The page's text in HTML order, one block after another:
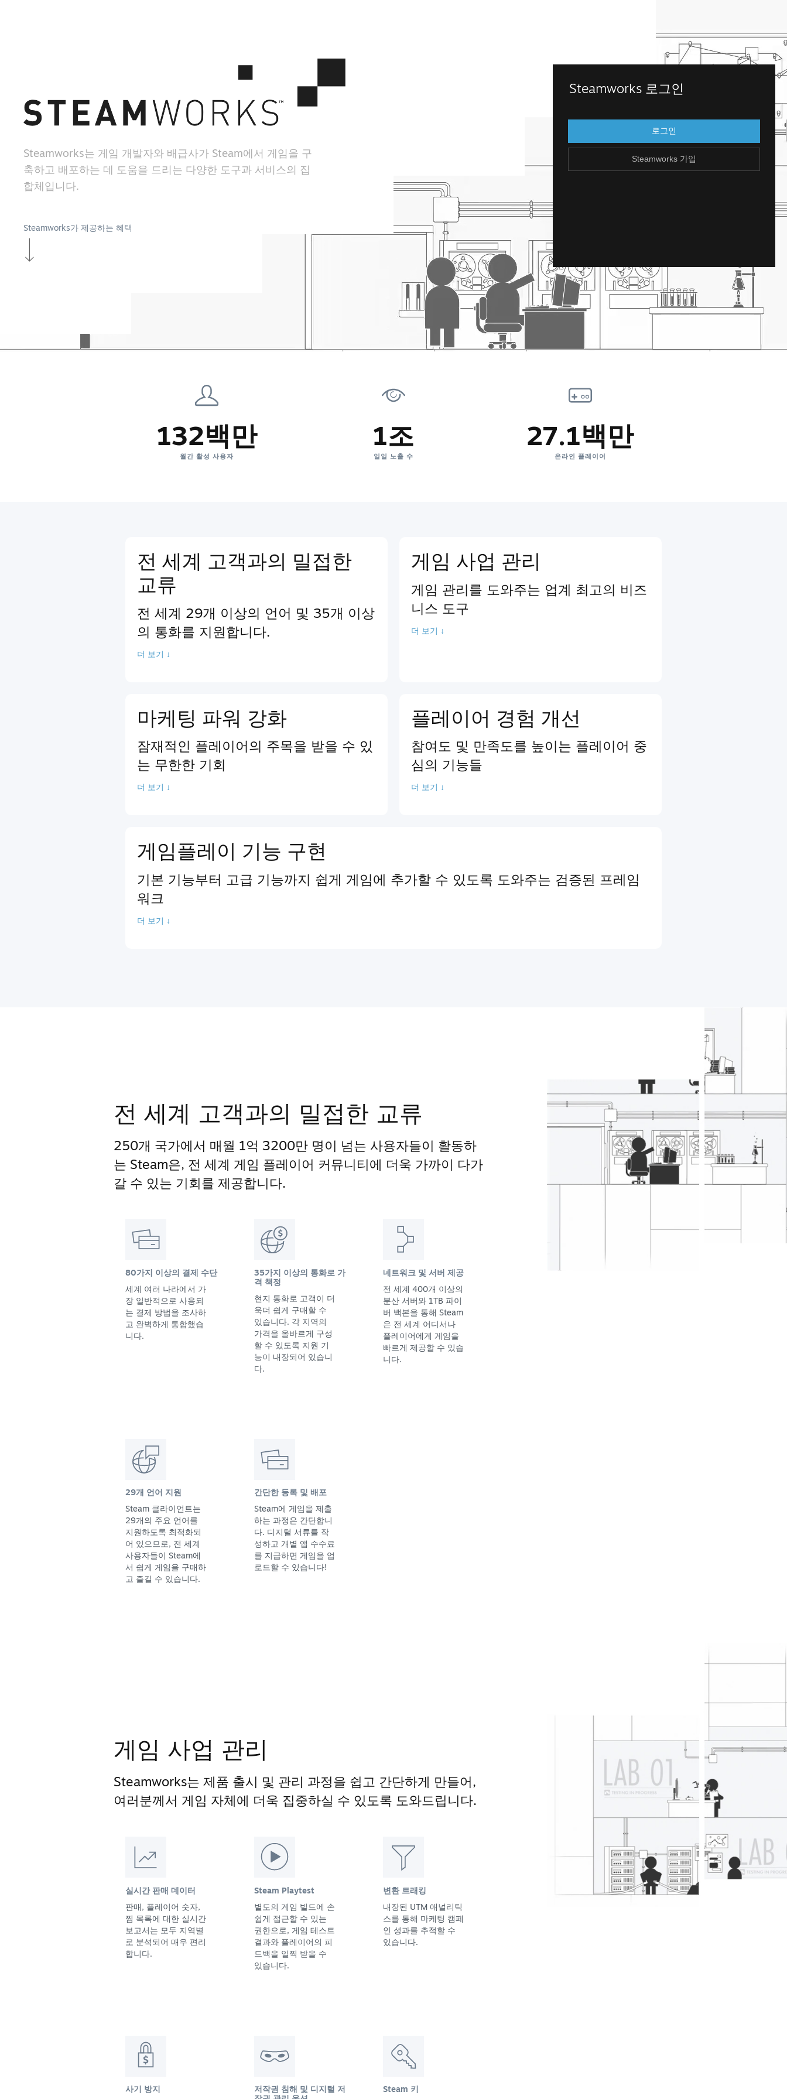
Steamworks는 게임 개발자와 배급사가 Steam에서 게임을 구
축하고 배포하는 데 도움을 드리는 다양한 도구과 서비스의 집
합체입니다.
Steamworks가 제공하는 혜택
Steamworks 로그인
로그인
Steamworks 가입
Steamworks 가입
정으로 로그인하세요. Steam 계정이 없으신
가요? 무료로 손쉽게 만들 수 있습니다!
132백만
월간 활성 사용자
1조
일일 노출 수
27.1백만
온라인 플레이어
전 세계 고객과의 밀접한
교류
전 세계 29개 이상의 언어 및 35개 이상
의 통화를 지원합니다.
더 보기 ↓
게임 사업 관리
게임 관리를 도와주는 업계 최고의 비즈
니스 도구
더 보기 ↓
마케팅 파워 강화
잠재적인 플레이어의 주목을 받을 수 있
는 무한한 기회
더 보기 ↓
플레이어 경험 개선
참여도 및 만족도를 높이는 플레이어 중
심의 기능들
더 보기 ↓
게임플레이 기능 구현
기본 기능부터 고급 기능까지 쉽게 게임에 추가할 수 있도록 도와주는 검증된 프레임
워크
더 보기 ↓
전 세계 고객과의 밀접한 교류
250개 국가에서 매월 1억 3200만 명이 넘는 사용자들이 활동하
는 Steam은, 전 세계 게임 플레이어 커뮤니티에 더욱 가까이 다가
갈 수 있는 기회를 제공합니다.
80가지 이상의 결제 수단
세계 여러 나라에서 가
장 일반적으로 사용되
는 결제 방법을 조사하
고 완벽하게 통합했습
니다.
35가지 이상의 통화로 가
격 책정
현지 통화로 고객이 더
욱더 쉽게 구매할 수
있습니다. 각 지역의
가격을 올바르게 구성
할 수 있도록 지원 기
능이 내장되어 있습니
다.
네트워크 및 서버 제공
전 세계 400개 이상의
분산 서버와 1TB 파이
버 백본을 통해 Steam
은 전 세계 어디서나
플레이어에게 게임을
빠르게 제공할 수 있습
니다.
29개 언어 지원
Steam 클라이언트는
29개의 주요 언어를
지원하도록 최적화되
어 있으므로, 전 세계
사용자들이 Steam에
서 쉽게 게임을 구매하
고 즐길 수 있습니다.
간단한 등록 및 배포
Steam에 게임을 제출
하는 과정은 간단합니
다. 디지털 서류를 작
성하고 개별 앱 수수료
를 지급하면 게임을 업
로드할 수 있습니다!
게임 사업 관리
Steamworks는 제품 출시 및 관리 과정을 쉽고 간단하게 만들어,
여러분께서 게임 자체에 더욱 집중하실 수 있도록 도와드립니다.
실시간 판매 데이터
판매, 플레이어 숫자,
찜 목록에 대한 실시간
보고서는 모두 지역별
로 분석되어 매우 편리
합니다.
Steam Playtest
별도의 게임 빌드에 손
쉽게 접근할 수 있는
권한으로, 게임 테스트
결과와 플레이어의 피
드백을 일찍 받을 수
있습니다.
변환 트래킹
내장된 UTM 애널리틱
스를 통해 마케팅 캠페
인 성과를 추적할 수
있습니다.
사기 방지
저작권 침해 및 디지털 저
Steam 키